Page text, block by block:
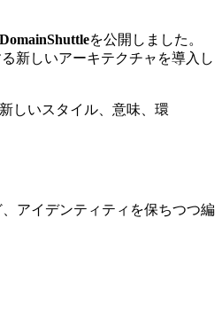
DomainShuttleを公開しました。
新しいアーキテクチャを導入し
しいスタイル、意味、環
アイデンティティを保ちつつ編